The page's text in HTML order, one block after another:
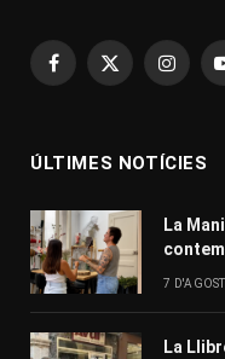
Facebook
X
ÚLTIMES NOTÍCIES
La
7
La